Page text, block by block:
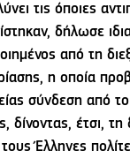
τις όποιες
δήλωσε
από τη
η οποία
σύνδεση από το
δίνοντας, έτσι,
Έλληνες